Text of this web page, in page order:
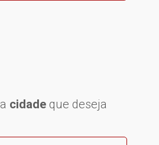
cidade que deseja